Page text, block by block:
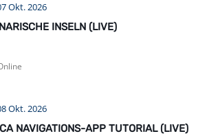
Okt. 2026
INSELN (LIVE)
Okt. 2026
NAVIGATIONS-APP TUTORIAL (LIVE)